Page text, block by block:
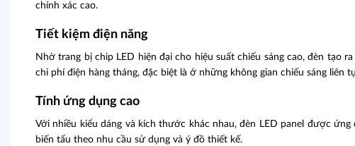
chính xác cao.
Tiết kiệm điện năng
Nhờ trang bị chip LED hiện đại cho hiệu suất chiếu sáng cao, đèn tạo
chi phí điện hàng tháng, đặc biệt là ở những không gian chiếu sáng liên
Tính ứng dụng cao
Với nhiều kiểu dáng và kích thước khác nhau, đèn LED panel được
biến tấu theo nhu cầu sử dụng và ý đồ thiết kế.